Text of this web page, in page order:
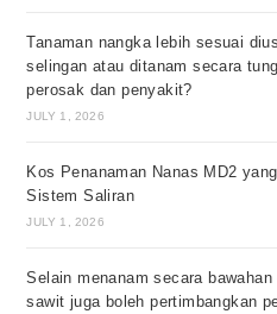
Tanaman nangka lebih sesuai
selingan atau ditanam secara
perosak dan penyakit?
JULY 1, 2026
Kos Penanaman Nanas MD2
Sistem Saliran
JULY 1, 2026
Selain menanam secara
sawit juga boleh pertimbangkan